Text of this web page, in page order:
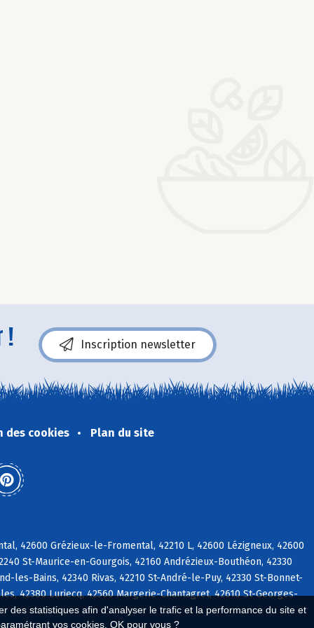
des statistiques afin d'analyser le trafic et la performance du site et
vos cookies. OK pour vous ?
! Inscription newsletter
des cookies Plan du site
42600 Grézieux-le-Fromental, 42210 L, 42600 Lézigneux, 42600
St-Maurice-en-Gourgois, 42160 Andrézieux-Bouthéon, 42330
les-Bains, 42340 Rivas, 42210 St-André-le-Puy, 42330 St-Bonnet-
42380 Luriecq, 42560 Margerie-Chantagret, 42610 St-Georges-